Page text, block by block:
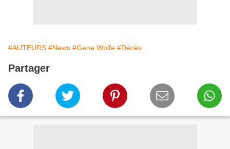
#AUTEURS #News #Gene Wolfe #Décès
Partager